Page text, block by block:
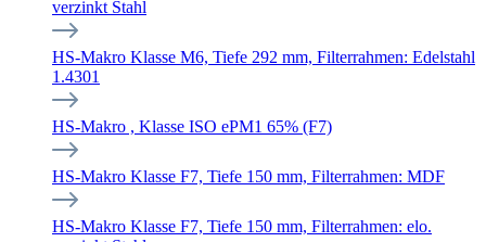
verzinkt Stahl
HS-Makro Klasse M6, Tiefe 292 mm, Filterrahmen: Edelstahl
1.4301
HS-Makro , Klasse ISO ePM1 65% (F7)
HS-Makro Klasse F7, Tiefe 150 mm, Filterrahmen: MDF
HS-Makro Klasse F7, Tiefe 150 mm, Filterrahmen: elo.